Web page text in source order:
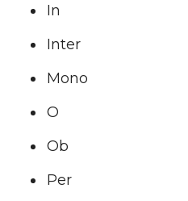
In
Inter
Mono
O
Ob
Per